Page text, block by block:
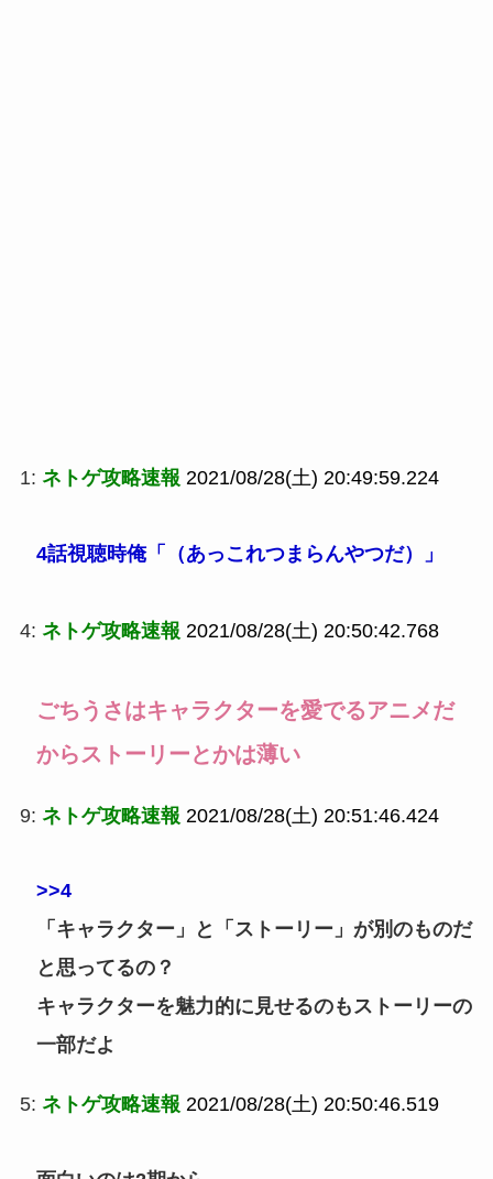
1: ネトゲ攻略速報 2021/08/28(土) 20:49:59.224
4話視聴時俺「（あっこれつまらんやつだ）」
4: ネトゲ攻略速報 2021/08/28(土) 20:50:42.768
ごちうさはキャラクターを愛でるアニメだ
からストーリーとかは薄い
9: ネトゲ攻略速報 2021/08/28(土) 20:51:46.424
>>4
「キャラクター」と「ストーリー」が別のものだ
と思ってるの？
キャラクターを魅力的に見せるのもストーリーの
一部だよ
5: ネトゲ攻略速報 2021/08/28(土) 20:50:46.519